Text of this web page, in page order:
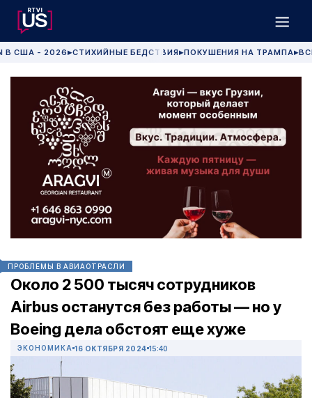
В США - 2026 ▶СТИХИЙНЫЕ БЕДСТВИЯ▶ПОКУШЕНИЯ НА ТРАМПА▶
ПРОБЛЕМЫ В АВИАОТРАСЛИ
Около 2 500 тысяч сотрудников
Airbus останутся без работы — но у
Boeing дела обстоят еще хуже
ЭКОНОМИКА 16 ОКТЯБРЯ 2024 15:40